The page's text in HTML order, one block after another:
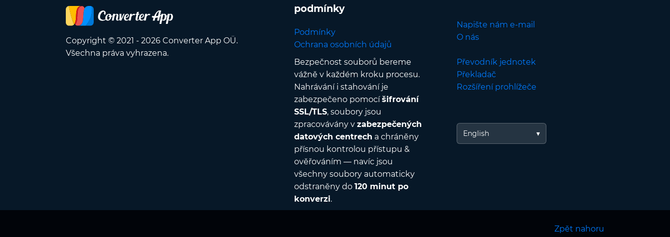
Copyright © 2021 - 2026 Converter App OÜ.
Všechna práva vyhrazena.
podmínky
Podmínky
Ochrana osobních údajů
Bezpečnost souborů bereme
vážně v každém kroku procesu.
Nahrávání i stahování je
zabezpečeno pomocíšifrování
SSL/TLS, soubory jsou
zpracovávány v zabezpečených
datových centrech a chráněny
přísnou kontrolou přístupu &
ověřováním — navíc jsou
všechny soubory automaticky
odstraněny do 120 minut po
konverzi.
Napište nám e-mail
O nás
Převodník jednotek
Překladač
Rozšíření prohlížeče
English
Zpět nahoru